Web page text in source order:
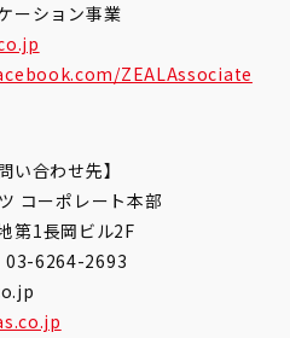
ーション事業
ZEALAssociate
い合わせ先】
コーポレート本部
第1長岡ビル2F
03-6264-2693